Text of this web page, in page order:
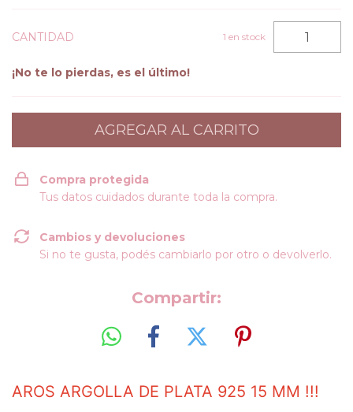
CANTIDAD 1 en stock
¡No te lo pierdas, es el último!
Compra protegida
Tus datos cuidados durante toda la compra.
Cambios y devoluciones
Si no te gusta, podés cambiarlo por otro o devolverlo.
Compartir:
AROS ARGOLLA DE PLATA 925 15 MM !!!